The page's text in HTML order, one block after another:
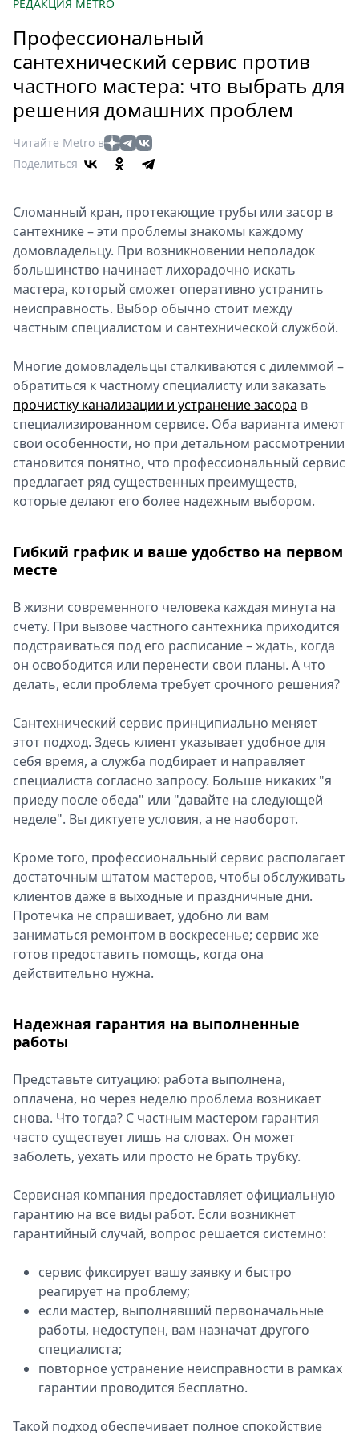
Мир
Здоровье
Еда
Туризм
Мода
Театр
Афиша
Книги
Выставки
Пресс-
релизы
О
Metro
Спецпроекты
Выборы
2026
РЕДАКЦИЯ METRO
Профессиональный
сантехнический сервис против
частного мастера: что выбрать для
решения домашних проблем
Читайте Metro в
Поделиться
Сломанный кран, протекающие трубы или засор в
сантехнике – эти проблемы знакомы каждому
домовладельцу. При возникновении неполадок
большинство начинает лихорадочно искать
мастера, который сможет оперативно устранить
неисправность. Выбор обычно стоит между
частным специалистом и сантехнической службой.
Многие домовладельцы сталкиваются с дилеммой –
обратиться к частному специалисту или заказать
прочистку канализации и устранение засора в
специализированном сервисе. Оба варианта имеют
свои особенности, но при детальном рассмотрении
становится понятно, что профессиональный сервис
предлагает ряд существенных преимуществ,
которые делают его более надежным выбором.
Гибкий график и ваше удобство на первом
месте
В жизни современного человека каждая минута на
счету. При вызове частного сантехника приходится
подстраиваться под его расписание – ждать, когда
он освободится или перенести свои планы. А что
делать, если проблема требует срочного решения?
Сантехнический сервис принципиально меняет
этот подход. Здесь клиент указывает удобное для
себя время, а служба подбирает и направляет
специалиста согласно запросу. Больше никаких "я
приеду после обеда" или "давайте на следующей
неделе". Вы диктуете условия, а не наоборот.
Кроме того, профессиональный сервис располагает
достаточным штатом мастеров, чтобы обслуживать
клиентов даже в выходные и праздничные дни.
Протечка не спрашивает, удобно ли вам
заниматься ремонтом в воскресенье; сервис же
готов предоставить помощь, когда она
действительно нужна.
Надежная гарантия на выполненные
работы
Представьте ситуацию: работа выполнена,
оплачена, но через неделю проблема возникает
снова. Что тогда? С частным мастером гарантия
часто существует лишь на словах. Он может
заболеть, уехать или просто не брать трубку.
Сервисная компания предоставляет официальную
гарантию на все виды работ. Если возникнет
гарантийный случай, вопрос решается системно:
сервис фиксирует вашу заявку и быстро
реагирует на проблему;
если мастер, выполнявший первоначальные
работы, недоступен, вам назначат другого
специалиста;
повторное устранение неисправности в рамках
гарантии проводится бесплатно.
Такой подход обеспечивает полное спокойствие